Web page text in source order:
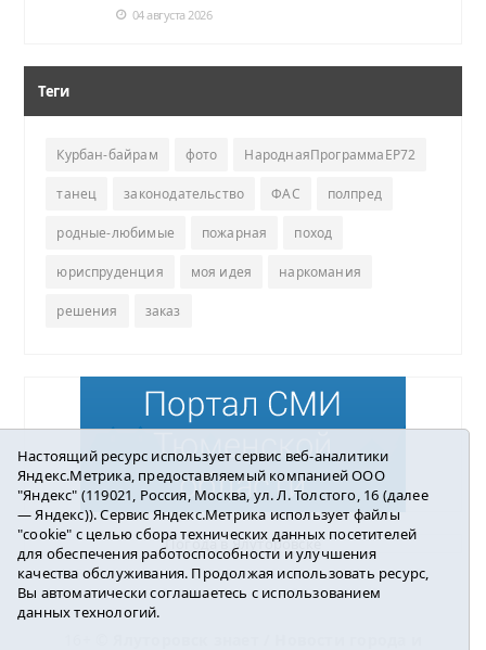
04 августа 2026
Теги
Курбан-байрам фото НароднаяПрограммаЕР72
танец законодательство ФАС полпред
родные-любимые пожарная поход
юриспруденция моя идея наркомания
решения заказ
Погода в Ялуторовске
Настоящий ресурс использует сервис веб-аналитики
Яндекс.Метрика, предоставляемый компанией ООО
"Яндекс" (119021, Россия, Москва, ул. Л. Толстого, 16 (далее
— Яндекс)). Сервис Яндекс.Метрика использует файлы
"cookie" с целью сбора технических данных посетителей
для обеспечения работоспособности и улучшения
качества обслуживания. Продолжая использовать ресурс,
Вы автоматически соглашаетесь с использованием
данных технологий.